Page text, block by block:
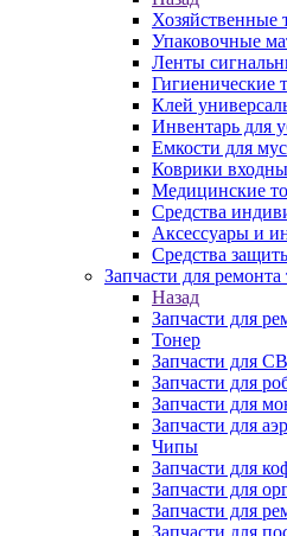
Хозяйственные
Упаковочные
Ленты
Гигиенические
Клей
Инвентарь для
Емкости для
Коврики
Медицинские
Средства
Аксессуары и
Средства
Запчасти для ремонта
Назад
Запчасти для
Тонер
Запчасти для
Запчасти для
Запчасти для
Запчасти для
Чипы
Запчасти для
Запчасти для
Запчасти для
Запчасти для